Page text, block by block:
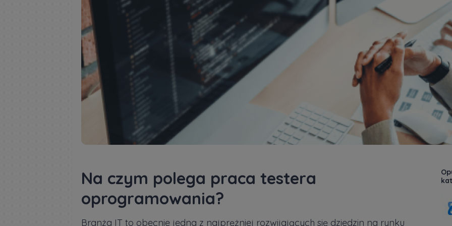
Na czym polega praca testera
oprogramowania?
Branża IT to obecnie jedna z najprężniej rozwijających się dziedzin na rynku